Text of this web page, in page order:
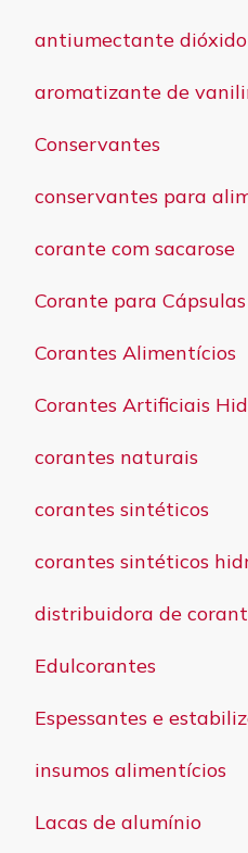
antiumectante
aromatizante de
Conservantes
conservantes para
corante com sacarose
Corante para Cápsulas
Corantes Alimentícios
Corantes Artificiais
corantes naturais
corantes sintéticos
corantes sintéticos
distribuidora de
Edulcorantes
Espessantes e
insumos alimentícios
Lacas de alumínio